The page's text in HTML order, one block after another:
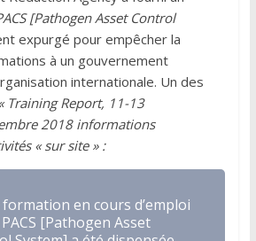
[Pathogen Asset Control
expurgé pour empêcher la
à un gouvernement
internationale. Un des
Training Report, 11-13
2018 informations
« sur site » :
formation en cours d’emploi
[Pathogen Asset